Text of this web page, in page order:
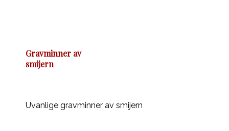
Gravminner av
smijern
Uvanlige gravminner av smijern